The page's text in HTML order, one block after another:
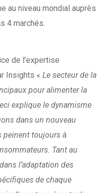
au niveau mondial auprès
4 marchés.
de l’expertise
Insights « Le secteur de la
pour alimenter la
explique le dynamisme
dans un nouveau
peinent toujours à
Tant au
l’adaptation des
de chaque